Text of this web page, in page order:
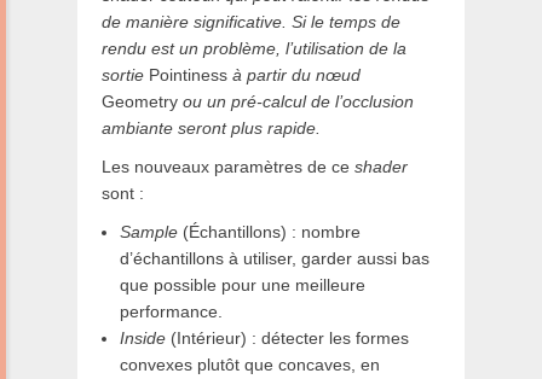
de manière significative. Si le temps de
rendu est un problème, l’utilisation de la
sortie Pointiness à partir du nœud
Geometry ou un pré-calcul de l’occlusion
ambiante seront plus rapide.
Les nouveaux paramètres de ce shader
sont :
Sample (Échantillons) : nombre
d’échantillons à utiliser, garder aussi bas
que possible pour une meilleure
performance.
Inside (Intérieur) : détecter les formes
convexes plutôt que concaves, en